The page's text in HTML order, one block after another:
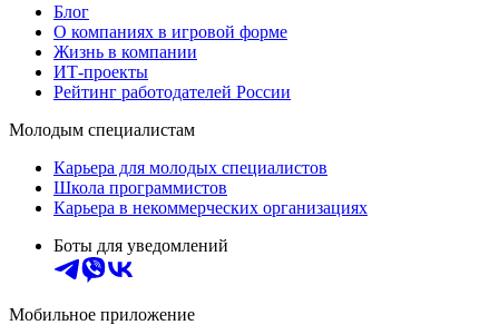
Блог
О компаниях в игровой форме
Жизнь в компании
ИТ-проекты
Рейтинг работодателей России
Молодым специалистам
Карьера для молодых специалистов
Школа программистов
Карьера в некоммерческих организациях
Боты для уведомлений
Мобильное приложение